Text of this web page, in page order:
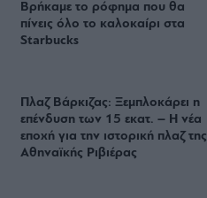
Βρήκαμε το ρόφημα που θα
πίνεις όλο το καλοκαίρι στα
Starbucks
Πλαζ Βάρκιζας: Ξεμπλοκάρει η
επένδυση των 15 εκατ. – Η νέα
εποχή για την ιστορική πλαζ της
Αθηναϊκής Ριβιέρας